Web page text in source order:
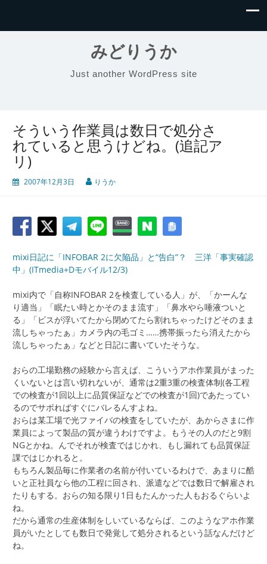
みどりうか
Just another WordPress site
そういう作業員は数日で処分さ
れていると思うけどね。(追記ア
リ)
2007年12月3日 りうか
mixi日記に「INFOBAR 2に欠陥品」と“告白”？ 三洋「事実確認
中」(ITmedia+Dモバイル12/3)
mixi内で「自称INFOBAR 2を検査している人」が、「かーんな
り適当」「眠たい時とかそのまま流す」「鼻水やら唾液ついと
る」「ビスが浮いてたから閉めてたら割れちゃったけどそのまま
流しちゃったぁ」カメラ内の毛ゴミ……携帯振ったら消えたから
流しちゃったぁ」などと日記に書いていたそうな。
おらの工場勤務の経験から言えば、こういうアホ作業員がまった
くいないとは言い切れないが、通常は2重3重の検査体制(各工程
での検査が1回以上に品質保証などでの検査が1回)であたってい
るのでサボればすぐにバレるんすよね。
おらは某工場で光ファイバの検査をしていたが、あからさまに作
業員によって製品の質が違うわけですよ。もうその人のだと9割
NGとかね。んでそれが検査ではじかれ、もし漏れても品質保証
課ではじかれると。
もちろん製品毎に作業者の名前が付いているわけで、あまりに酷
いと正社員なら他の工程に回され、派遣などでは数日で解雇され
たりもする。おらの知る限り1日もたんかった人もおるぐらいよ
ね。
だから通常の生産体制をしいているならば、このようなアホ作業
員がいたとしても数日で発覚して処分されるという話なんだけど
ね。